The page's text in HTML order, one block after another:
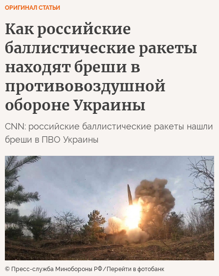
ОРИГИНАЛ СТАТЬИ
Как российские
баллистические ракеты
находят бреши в
противовоздушной
обороне Украины
CNN: российские баллистические ракеты нашли
бреши в ПВО Украины
© Пресс-служба Минобороны РФ Перейти в фотобанк